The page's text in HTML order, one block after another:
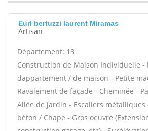
Eurl bertuzzi laurent Miramas
Artisan
Département: 13
Construction de Maison Individuelle -
dappartement / de maison - Petite
Ravalement de façade - Cheminée -
Allée de jardin - Escaliers métalliques
béton / Chape - Gros oeuvre